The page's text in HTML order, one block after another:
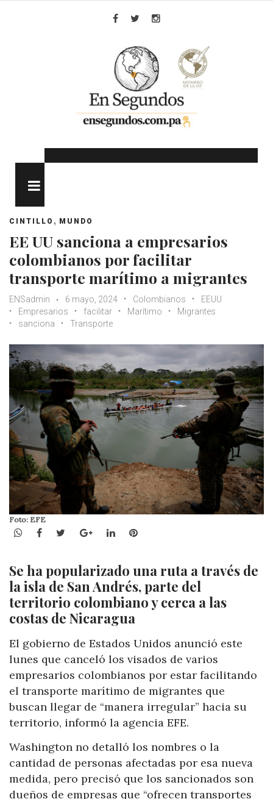
CINTILLO , MUNDO
EE UU sanciona a empresarios
colombianos por facilitar
transporte marítimo a migrantes
ENSadmin 6 mayo, 2024 Colombianos
EEUU
Empresarios
facilitar Marítimo
Migrantes
sanciona
Transporte
Foto: EFE
WhatsApp
Facebook
TwitterGoogle+LinkedInPinterest
Se ha popularizado una ruta a través de
la isla de San Andrés, parte del
territorio colombiano y cerca a las
costas de Nicaragua
El gobierno de Estados Unidos anunció este
lunes que canceló los visados de varios
empresarios colombianos por estar facilitando
el transporte marítimo de migrantes que
buscan llegar de “manera irregular” hacia su
territorio, informó la agencia EFE.
Washington no detalló los nombres o la
cantidad de personas afectadas por esa nueva
medida, pero precisó que los sancionados son
dueños de empresas que “ofrecen transportes